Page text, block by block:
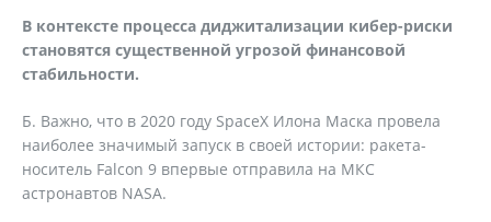
В контексте процесса диджитализации кибер-риски
становятся существенной угрозой финансовой
стабильности.
Б. Важно, что в 2020 году SpaceX Илона Маска провела
наиболее значимый запуск в своей истории: ракета-
носитель Falcon 9 впервые отправила на МКС
астронавтов NASA.